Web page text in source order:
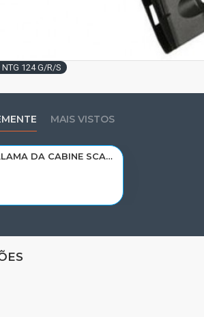
124 G/R/S
MAIS VISTOS
PARALAMA DA CABINE SCANIA NTG G/R/S PARTE DIANT LD 2298040/2599544